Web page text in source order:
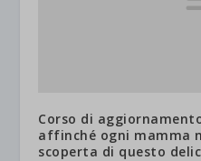
Corso di
affinché ogni mamma
scoperta di questo